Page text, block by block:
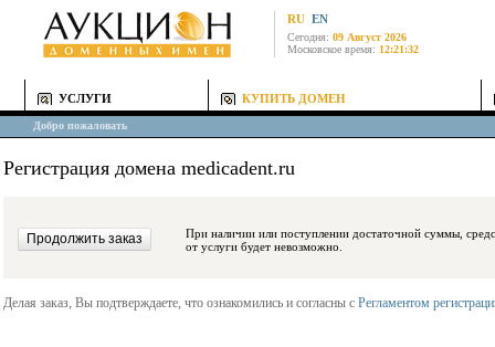
RU EN
Сегодня: 09 Август 2026
Московское время: 12:21:32
УСЛУГИ КУПИТЬ ДОМЕН
Добро пожаловать
Регистрация домена medicadent.ru
При наличии или поступлении достаточной суммы, средства будут
от услуги будет невозможно.
Делая заказ, Вы подтверждаете, что ознакомились и согласны с Регламентом